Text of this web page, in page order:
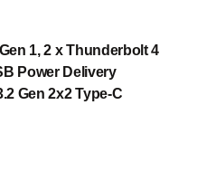
1, 2 x Thunderbolt 4
Power Delivery
Gen 2x2 Type-C